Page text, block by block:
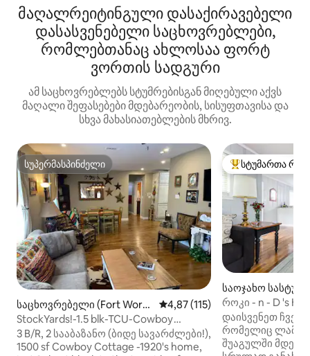
მაღალრეიტინგული დასაქირავებელი
დასასვენებელი საცხოვრებლები,
რომლებთანაც ახლოსაა ფორტ
ვორთის სადგური
ამ საცხოვრებლებს სტუმრებისგან მიღებული აქვს
მაღალი შეფასებები მდებარეობის, სისუფთავისა და
სხვა მახასიათებლების მხრივ.
სუპერმასპინძელი
სუპერმასპინძელი
საცხოვრებელი (Fort Wort
h)
საშუალო შეფასებაა 5‑დან
4,87 (115)
StockYards!-1.5 blk-TCU-Cowboy
Cottage sleeps 9
3 B/R, 2 სააბაზანო (ბიდე სავარძლები!),
1500 sf Cowboy Cottage -1920's home,
სტუმართა
სტუმართა
საოჯახო
ომ სიტი)
როკი - n - D 's
დაისვენეთ
რომელიც
შუაგულში